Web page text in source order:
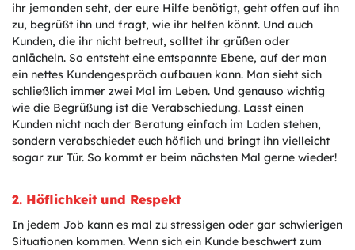
ihr jemanden seht, der eure Hilfe benötigt, geht offen auf ihn
zu, begrüßt ihn und fragt, wie ihr helfen könnt. Und auch
Kunden, die ihr nicht betreut, solltet ihr grüßen oder
anlächeln. So entsteht eine entspannte Ebene, auf der man
ein nettes Kundengespräch aufbauen kann. Man sieht sich
schließlich immer zwei Mal im Leben. Und genauso wichtig
wie die Begrüßung ist die Verabschiedung. Lasst einen
Kunden nicht nach der Beratung einfach im Laden stehen,
sondern verabschiedet euch höflich und bringt ihn vielleicht
sogar zur Tür. So kommt er beim nächsten Mal gerne wieder!
2. Höflichkeit und Respekt
In jedem Job kann es mal zu stressigen oder gar schwierigen
Situationen kommen. Wenn sich ein Kunde beschwert zum